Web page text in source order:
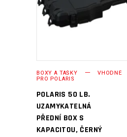
BOXY A TAŠKY VHODNÉ
PRO POLARIS
POLARIS 50 LB.
UZAMYKATELNÁ
PŘEDNÍ BOX S
KAPACITOU, ČERNÝ